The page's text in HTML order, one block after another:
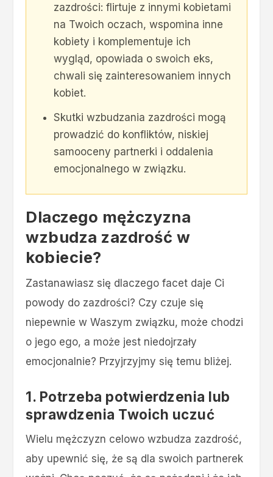
zazdrości: flirtuje z innymi kobietami
na Twoich oczach, wspomina inne
kobiety i komplementuje ich
wygląd, opowiada o swoich eks,
chwali się zainteresowaniem innych
kobiet.
Skutki wzbudzania zazdrości mogą
prowadzić do konfliktów, niskiej
samooceny partnerki i oddalenia
emocjonalnego w związku.
Dlaczego mężczyzna
wzbudza zazdrość w
kobiecie?
Zastanawiasz się dlaczego facet daje Ci
powody do zazdrości? Czy czuje się
niepewnie w Waszym związku, może chodzi
o jego ego, a może jest niedojrzały
emocjonalnie? Przyjrzyjmy się temu bliżej.
1. Potrzeba potwierdzenia lub
sprawdzenia Twoich uczuć
Wielu mężczyzn celowo wzbudza zazdrość,
aby upewnić się, że są dla swoich partnerek